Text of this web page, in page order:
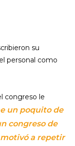
su
personal como
congreso le
un poquito de
congreso de
a repetir